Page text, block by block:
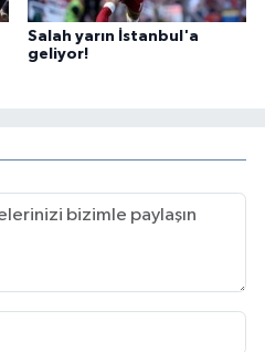
Salah yarın İstanbul'a
geliyor!